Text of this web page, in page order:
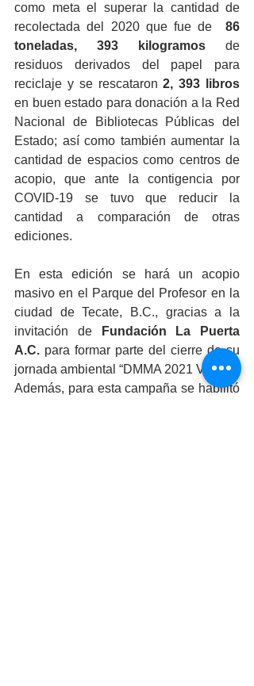
como meta el superar la cantidad de
recolectada del 2020 que fue de 86
toneladas, 393 kilogramos de
residuos derivados del papel para
reciclaje y se rescataron 2, 393 libros
en buen estado para donación a la Red
Nacional de Bibliotecas Públicas del
Estado; así como también aumentar la
cantidad de espacios como centros de
acopio, que ante la contigencia por
COVID-19 se tuvo que reducir la
cantidad a comparación de otras
ediciones.
En esta edición se hará un acopio
masivo en el Parque del Profesor en la
ciudad de Tecate, B.C., gracias a la
invitación de
Fundación La Puerta
A.C. para formar parte del cierre de su
jornada ambiental “DMMA 2021 Virtual”.
Además, para esta campaña se habilitó